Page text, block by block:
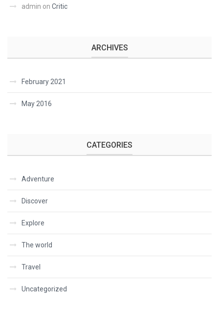
admin on Critic
ARCHIVES
February 2021
May 2016
CATEGORIES
Adventure
Discover
Explore
The world
Travel
Uncategorized